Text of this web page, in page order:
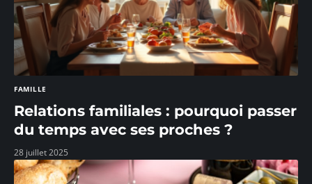
FAMILLE
Relations familiales : pourquoi passer
du temps avec ses proches ?
28 juillet 2025